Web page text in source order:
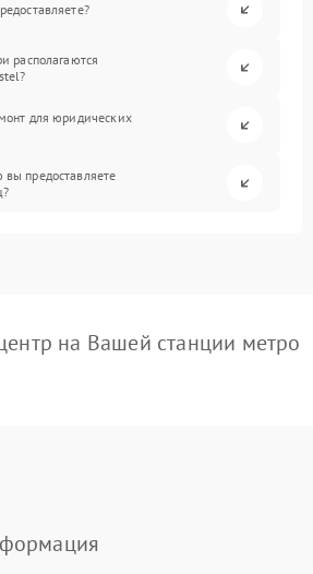
располагаются
для юридических
предоставляете
на Вашей станции метро